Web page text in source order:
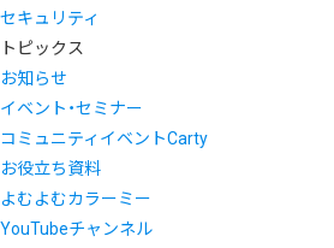
セキュリティ
トピックス
お知らせ
イベント・セミナー
コミュニティイベントCarty
お役立ち資料
よむよむカラーミー
YouTubeチャンネル